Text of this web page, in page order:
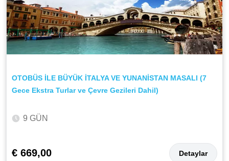
OTOBÜS İLE BÜYÜK İTALYA VE YUNANİSTAN MASALI (7
Gece Ekstra Turlar ve Çevre Gezileri Dahil)
9 GÜN
€ 669,00 Detaylar